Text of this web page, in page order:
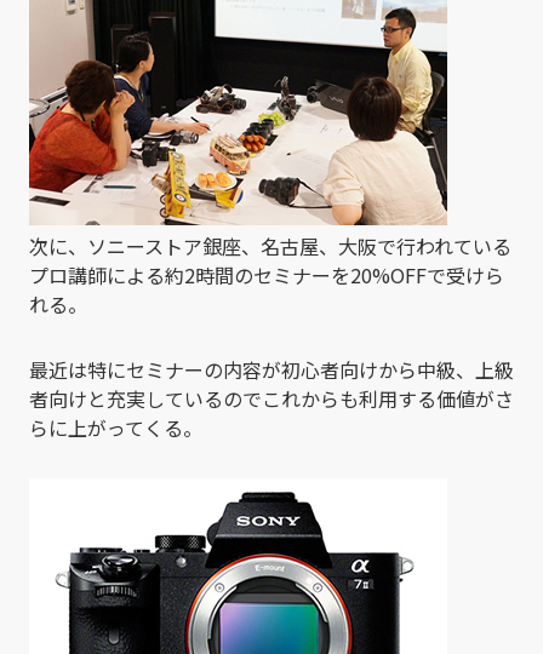
次に、ソニーストア銀座、名古屋、大阪で行われている
プロ講師による約2時間のセミナーを20%OFFで受けら
れる。
最近は特にセミナーの内容が初心者向けから中級、上級
者向けと充実しているのでこれからも利用する価値がさ
らに上がってくる。